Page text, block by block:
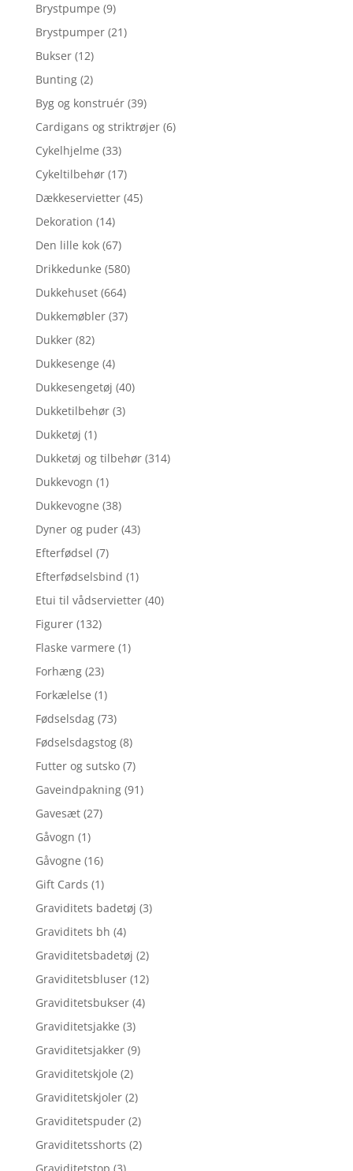
Brystpumpe (9)
Brystpumper (21)
Bukser (12)
Bunting (2)
Byg og konstruér (39)
Cardigans og striktrøjer (6)
Cykelhjelme (33)
Cykeltilbehør (17)
Dækkeservietter (45)
Dekoration (14)
Den lille kok (67)
Drikkedunke (580)
Dukkehuset (664)
Dukkemøbler (37)
Dukker (82)
Dukkesenge (4)
Dukkesengetøj (40)
Dukketilbehør (3)
Dukketøj (1)
Dukketøj og tilbehør (314)
Dukkevogn (1)
Dukkevogne (38)
Dyner og puder (43)
Efterfødsel (7)
Efterfødselsbind (1)
Etui til vådservietter (40)
Figurer (132)
Flaske varmere (1)
Forhæng (23)
Forkælelse (1)
Fødselsdag (73)
Fødselsdagstog (8)
Futter og sutsko (7)
Gaveindpakning (91)
Gavesæt (27)
Gåvogn (1)
Gåvogne (16)
Gift Cards (1)
Graviditets badetøj (3)
Graviditets bh (4)
Graviditetsbadetøj (2)
Graviditetsbluser (12)
Graviditetsbukser (4)
Graviditetsjakke (3)
Graviditetsjakker (9)
Graviditetskjole (2)
Graviditetskjoler (2)
Graviditetspuder (2)
Graviditetsshorts (2)
Graviditetstop (3)